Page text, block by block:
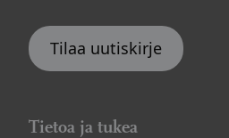
Tilaa uutiskirje
Tietoa ja tukea